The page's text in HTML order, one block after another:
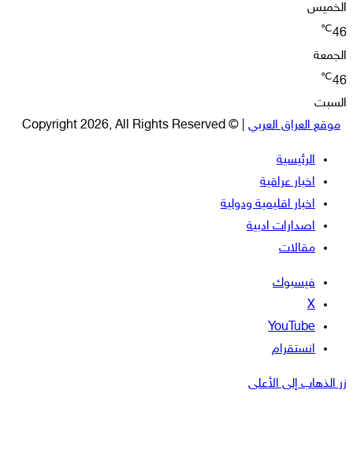
الخميس
46
℃
الجمعة
46
℃
السبت
موقع العراق العربي | © Copyright 2026, All Rights Reserved
الرئيسية
اخبار عراقية
اخبار اقليمية ودولية
اصدارات ادبية
مقالات
فيسبوك
‫X
‫YouTube
انستقرام
زر الذهاب إلى الأعلى